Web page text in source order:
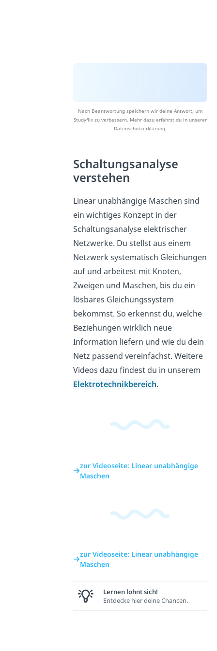
Nach Beantwortung speichern wir deine Antwort, um
Studyflix zu verbessern. Mehr dazu erfährst du in unserer
Datenschutzerklärung.
Schaltungsanalyse
verstehen
Linear unabhängige Maschen sind
ein wichtiges Konzept in der
Schaltungsanalyse elektrischer
Netzwerke. Du stellst aus einem
Netzwerk systematisch Gleichungen
auf und arbeitest mit Knoten,
Zweigen und Maschen, bis du ein
lösbares Gleichungssystem
bekommst. So erkennst du, welche
Beziehungen wirklich neue
Information liefern und wie du dein
Netz passend vereinfachst. Weitere
Videos dazu findest du in unserem
Elektrotechnikbereich.
zur Videoseite: Linear unabhängige
Maschen
zur Videoseite: Linear unabhängige
Maschen
Lernen lohnt sich!
Entdecke hier deine Chancen.